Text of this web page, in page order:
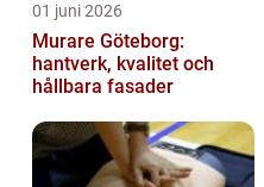
01 juni 2026
Murare Göteborg:
hantverk, kvalitet och
hållbara fasader